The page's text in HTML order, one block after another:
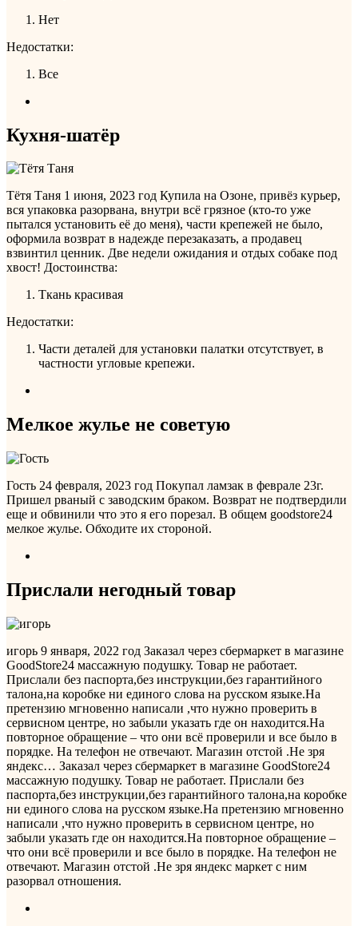
Нет
Недостатки:
Все
Кухня-шатёр
Тётя Таня 1 июня, 2023 год Купила на Озоне, привёз курьер,
вся упаковка разорвана, внутри всё грязное (кто-то уже
пытался установить её до меня), части крепежей не было,
оформила возврат в надежде перезаказать, а продавец
взвинтил ценник. Две недели ожидания и отдых собаке под
хвост! Достоинства:
Ткань красивая
Недостатки:
Части деталей для установки палатки отсутствует, в
частности угловые крепежи.
Мелкое жулье не советую
Гость 24 февраля, 2023 год Покупал ламзак в феврале 23г.
Пришел рваный с заводским браком. Возврат не подтвердили
еще и обвинили что это я его порезал. В общем goodstore24
мелкое жулье. Обходите их стороной.
Прислали негодный товар
игорь 9 января, 2022 год Заказал через сбермаркет в магазине
GoodStore24 массажную подушку. Товар не работает.
Прислали без паспорта,без инструкции,без гарантийного
талона,на коробке ни единого слова на русском языке.На
претензию мгновенно написали ,что нужно проверить в
сервисном центре, но забыли указать где он находится.На
повторное обращение – что они всё проверили и все было в
порядке. На телефон не отвечают. Магазин отстой .Не зря
яндекс… Заказал через сбермаркет в магазине GoodStore24
массажную подушку. Товар не работает. Прислали без
паспорта,без инструкции,без гарантийного талона,на коробке
ни единого слова на русском языке.На претензию мгновенно
написали ,что нужно проверить в сервисном центре, но
забыли указать где он находится.На повторное обращение –
что они всё проверили и все было в порядке. На телефон не
отвечают. Магазин отстой .Не зря яндекс маркет с ним
разорвал отношения.